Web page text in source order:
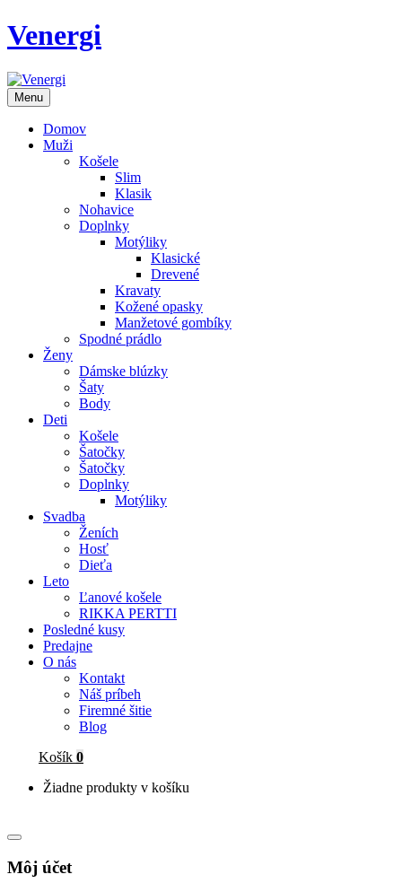
Venergi
Menu
Domov
Muži
Košele
Slim
Klasik
Nohavice
Doplnky
Motýliky
Klasické
Drevené
Kravaty
Kožené opasky
Manžetové gombíky
Spodné prádlo
Ženy
Dámske blúzky
Šaty
Body
Deti
Košele
Šatočky
Šatočky
Doplnky
Motýliky
Svadba
Ženích
Hosť
Dieťa
Leto
Ľanové košele
RIKKA PERTTI
Posledné kusy
Predajne
O nás
Kontakt
Náš príbeh
Firemné šitie
Blog
Košík 0
Žiadne produkty v košíku
Môj účet